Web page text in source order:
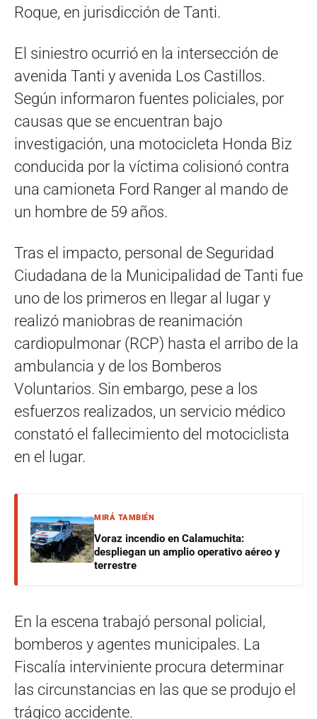
Roque, en jurisdicción de Tanti.
El siniestro ocurrió en la intersección de
avenida Tanti y avenida Los Castillos.
Según informaron fuentes policiales, por
causas que se encuentran bajo
investigación, una motocicleta Honda Biz
conducida por la víctima colisionó contra
una camioneta Ford Ranger al mando de
un hombre de 59 años.
Tras el impacto, personal de Seguridad
Ciudadana de la Municipalidad de Tanti fue
uno de los primeros en llegar al lugar y
realizó maniobras de reanimación
cardiopulmonar (RCP) hasta el arribo de la
ambulancia y de los Bomberos
Voluntarios. Sin embargo, pese a los
esfuerzos realizados, un servicio médico
constató el fallecimiento del motociclista
en el lugar.
MIRÁ TAMBIÉN
Voraz incendio en Calamuchita:
despliegan un amplio operativo aéreo y
terrestre
En la escena trabajó personal policial,
bomberos y agentes municipales. La
Fiscalía interviniente procura determinar
las circunstancias en las que se produjo el
trágico accidente.